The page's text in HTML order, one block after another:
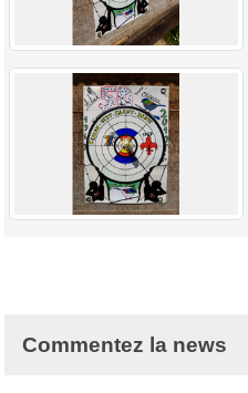
Commentez la news